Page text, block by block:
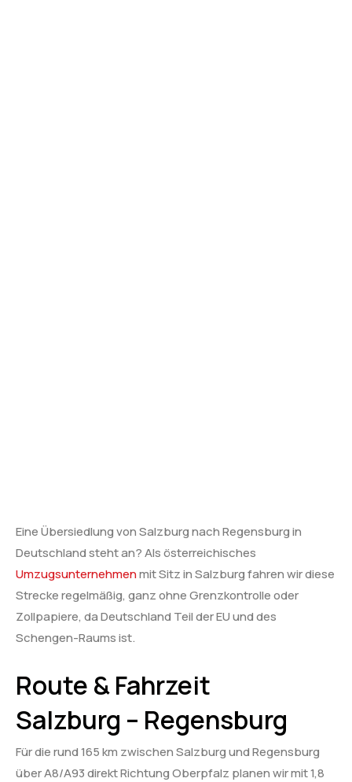
Eine Übersiedlung von Salzburg nach Regensburg in
Deutschland steht an? Als österreichisches
Umzugsunternehmenmit Sitz in Salzburg fahren wir diese
Strecke regelmäßig, ganz ohne Grenzkontrolle oder
Zollpapiere, da Deutschland Teil der EU und des
Schengen-Raums ist.
Route & Fahrzeit
Salzburg – Regensburg
Für die rund 165 km zwischen Salzburg und Regensburg
über A8/A93 direkt Richtung Oberpfalz planen wir mit 1,8